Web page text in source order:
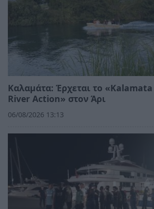
Καλαμάτα: Έρχεται το
River Action» στον Άρι
06/08/2026 13:13